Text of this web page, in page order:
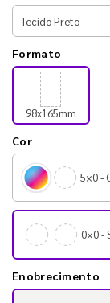
Formato
98x165mm
Cor
5×0 -
0×0 -
Enobrecimento